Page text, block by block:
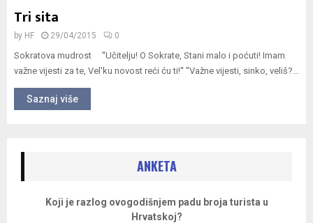
Tri sita
by HF 29/04/2015 0
Sokratova mudrost ''Učitelju! O Sokrate, Stani malo i poćuti! Imam
važne vijesti za te, Vel'ku novost reći ću ti!'' ''Važne vijesti, sinko, veliš?...
Saznaj više
ANKETA
Koji je razlog ovogodišnjem padu broja turista u
Hrvatskoj?